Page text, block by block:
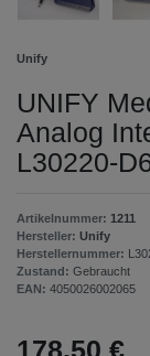
Unify
UNIFY
Analog
L30220-
Artikelnummer: 1211
Hersteller: Unify
Herstellernummer:
Zustand: Gebraucht
EAN: 4050026002065
178,50 €